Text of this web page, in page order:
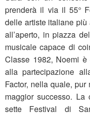
prenderà il via il 55°
delle artiste italiane
all’aperto, in piazza
musicale capace di
Classe 1982, Noemi
alla partecipazione
Factor, nella quale,
maggior successo. La
sette Festival di